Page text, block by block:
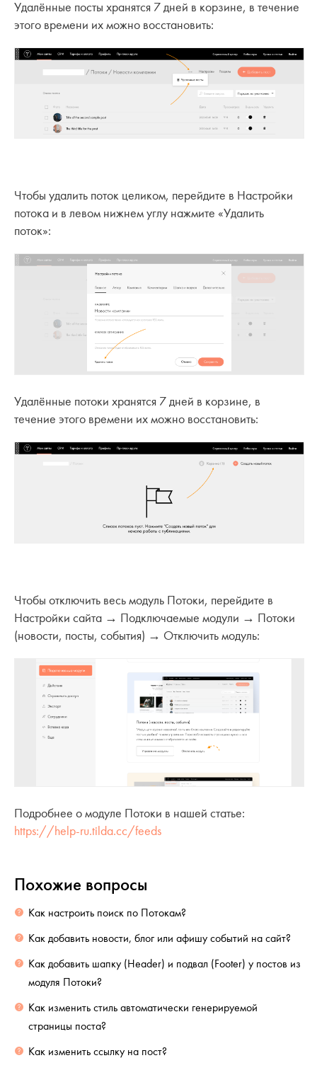
Удалённые посты хранятся 7 дней в корзине, в течение
этого времени их можно восстановить:
Чтобы удалить поток целиком, перейдите в Настройки
потока и в левом нижнем углу нажмите «Удалить
поток»:
Удалённые потоки хранятся 7 дней в корзине, в
течение этого времени их можно восстановить:
Чтобы отключить весь модуль Потоки, перейдите в
Настройки сайта → Подключаемые модули → Потоки
(новости, посты, события) → Отключить модуль:
Подробнее о модуле Потоки в нашей статье:
https://help-ru.tilda.cc/feeds
Похожие вопросы
Как настроить поиск по Потокам?
Как добавить новости, блог или афишу событий на сайт?
Как добавить шапку (Header) и подвал (Footer) у постов из
модуля Потоки?
Как изменить стиль автоматически генерируемой
страницы поста?
Как изменить ссылку на пост?